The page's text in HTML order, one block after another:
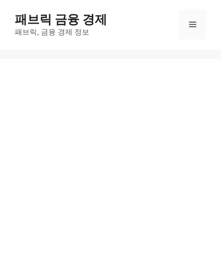
패브릭 금융 경제
패브릭, 금융 경제 정보
메